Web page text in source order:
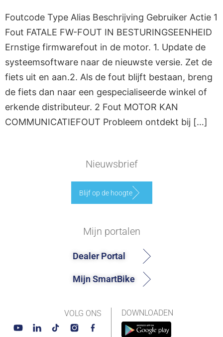
Foutcode Type Alias Beschrijving Gebruiker Actie 1
Fout FATALE FW-FOUT IN BESTURINGSEENHEID
Ernstige firmwarefout in de motor. 1. Update de
systeemsoftware naar de nieuwste versie. Zet de
fiets uit en aan.2. Als de fout blijft bestaan, breng
de fiets dan naar een gespecialiseerde winkel of
erkende distributeur. 2 Fout MOTOR KAN
COMMUNICATIEFOUT Probleem ontdekt bij […]
Nieuwsbrief
Blijf op de hoogte
DOWNLOADEN
Mijn portalen
Dealer Portal
Mijn SmartBike
VOLG ONS